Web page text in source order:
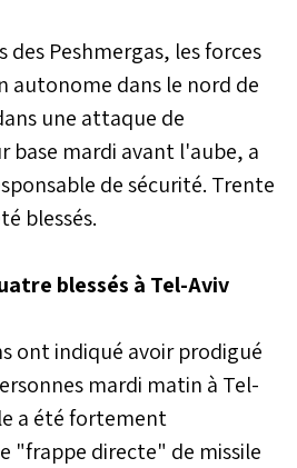
des Peshmergas, les forces
autonome dans le nord de
une attaque de
base mardi avant l'aube, a
de sécurité. Trente
blessés.
blessés à Tel-Aviv
ont indiqué avoir prodigué
mardi matin à Tel-
a été fortement
"frappe directe" de missile